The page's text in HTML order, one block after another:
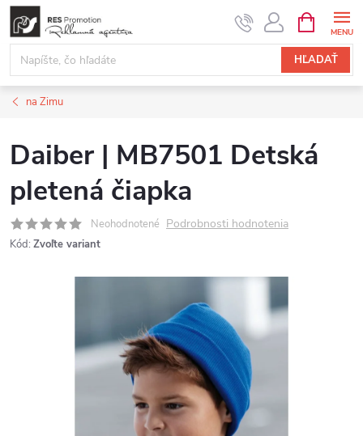
Prejsť
obsah
HĽADAŤ
KOŠÍK
na Zimu
Daiber | MB7501 Detská
pletená čiapka
Neohodnotené Podrobnosti hodnotenia
Kód: Zvoľte variant